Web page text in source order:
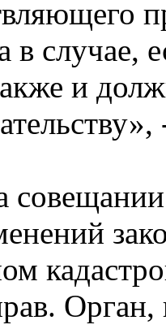
в случае,
и